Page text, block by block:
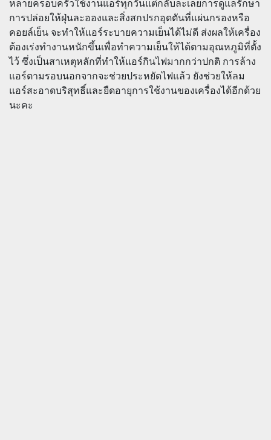
หลายครอบครัวใช้งานแอร์ทุกวันแต่กลับละเลยการดูแลรักษา
การปล่อยให้ฝุ่นละอองและสิ่งสกปรกอุดตันที่แผ่นกรองหรือ
คอยล์เย็น จะทำให้แอร์ระบายความเย็นได้ไม่ดี ส่งผลให้เครื่อง
ต้องเร่งทำงานหนักขึ้นเพื่อทำความเย็นให้ได้ตามอุณหภูมิที่ตั้ง
ไว้ ซึ่งเป็นสาเหตุหลักที่ทำให้แอร์กินไฟมากกว่าปกติ การล้าง
แอร์ตามรอบนอกจากจะช่วยประหยัดไฟแล้ว ยังช่วยให้ลม
แอร์สะอาดบริสุทธิ์และยืดอายุการใช้งานของเครื่องได้อีกด้วย
นะคะ